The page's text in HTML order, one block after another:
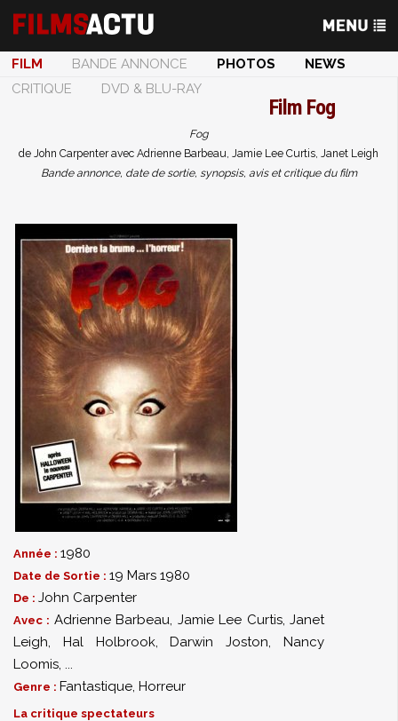
FILM BANDE ANNONCE PHOTOS
NEWS
CRITIQUE
DVD & BLU-RAY
Film Fog
Fog
de John Carpenter avec Adrienne Barbeau, Jamie Lee Curtis, Janet Leigh
Bande annonce, date de sortie, synopsis, avis et critique du film
Année : 1980
Date de Sortie : 19 Mars 1980
De : John Carpenter
Avec : Adrienne Barbeau, Jamie Lee Curtis,Janet
Leigh, Hal Holbrook,Darwin Joston,Nancy
Loomis, ...
Genre : Fantastique, Horreur
La critique spectateurs